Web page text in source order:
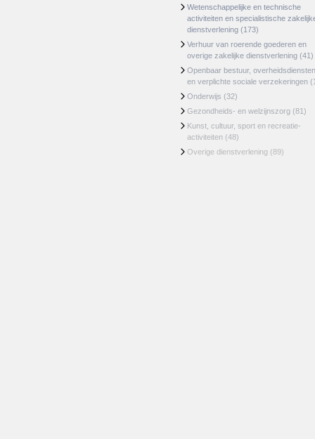
Wetenschappelijke en technische
activiteiten en specialistische
dienstverlening (173)
Verhuur van roerende goederen en
overige zakelijke dienstverlening (41)
Openbaar bestuur, overheidsdiensten
en verplichte sociale verzekeringen
Onderwijs (32)
Gezondheids- en welzijnszorg (81)
Kunst, cultuur, sport en recreatie-
activiteiten (48)
Overige dienstverlening (89)